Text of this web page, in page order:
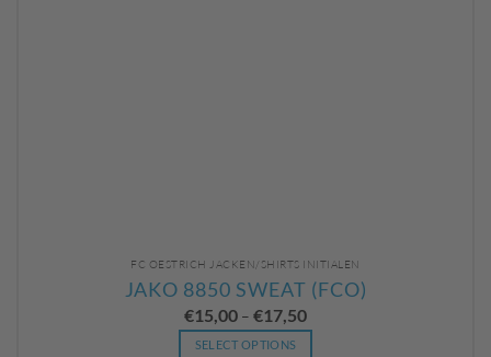
FC OESTRICH JACKEN/SHIRTS INITIALEN
JAKO 8850 SWEAT (FCO)
€15,00 – €17,50
SELECT OPTIONS